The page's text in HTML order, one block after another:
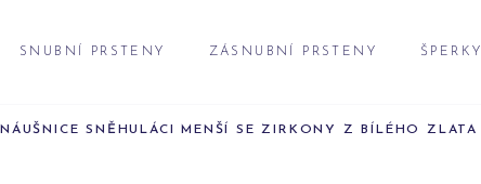
SNUBNÍ PRSTENY ZÁSNUBNÍ PRSTENY ŠPERKY
NÁUŠNICE SNĚHULÁCI MENŠÍ SE ZIRKONY Z BÍLÉHO ZLATA